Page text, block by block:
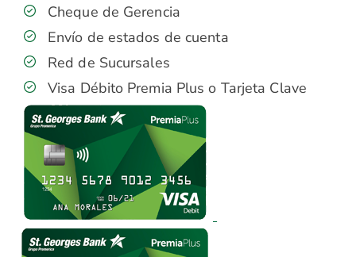
Cheque de Gerencia
Envío de estados de cuenta
Red de Sucursales
Visa Débito Premia Plus o Tarjeta Clave